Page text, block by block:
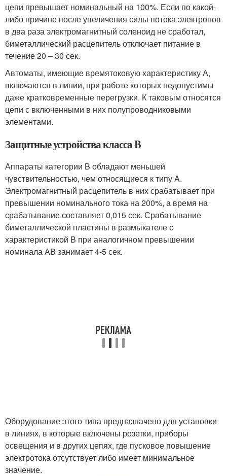
цепи превышает номинальный на 100%. Если по какой-
либо причине после увеличения силы потока электронов
в два раза электромагнитный соленоид не сработал,
биметаллический расцепитель отключает питание в
течение 20 – 30 сек.
Автоматы, имеющие времятоковую характеристику А,
включаются в линии, при работе которых недопустимы
даже кратковременные перегрузки. К таковым относятся
цепи с включенными в них полупроводниковыми
элементами.
Защитные устройства класса B
Аппараты категории B обладают меньшей
чувствительностью, чем относящиеся к типу A.
Электромагнитный расцепитель в них срабатывает при
превышении номинального тока на 200%, а время на
срабатывание составляет 0,015 сек. Срабатывание
биметаллической пластины в размыкателе с
характеристикой B при аналогичном превышении
номинала АВ занимает 4-5 сек.
Оборудование этого типа предназначено для установки
в линиях, в которые включены розетки, приборы
освещения и в других цепях, где пусковое повышение
электротока отсутствует либо имеет минимальное
значение.